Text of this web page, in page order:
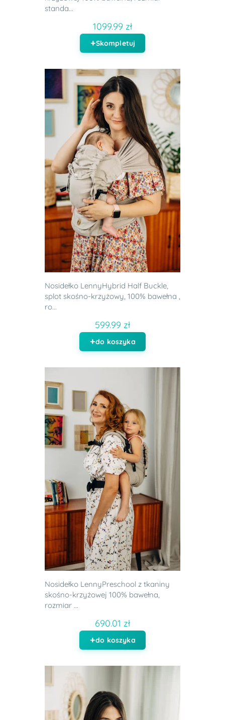
standa...
1099.99 zł
Skompletuj
Nosidełko LennyHybrid Half Buckle,
splot skośno-krzyżowy, 100% bawełna ,
ro...
599.99 zł
do koszyka
Nosidełko LennyPreschool z tkaniny
skośno-krzyżowej 100% bawełna,
rozmiar ...
690.01 zł
do koszyka